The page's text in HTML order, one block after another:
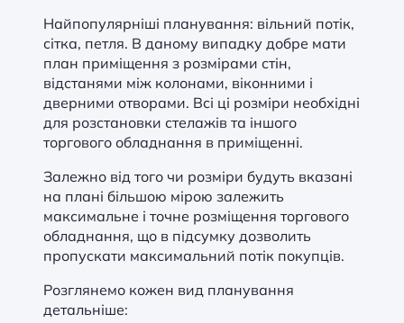
Найпопулярніші планування: вільний потік,
сітка, петля. В даному випадку добре мати
план приміщення з розмірами стін,
відстанями між колонами, віконними і
дверними отворами. Всі ці розміри необхідні
для розстановки стелажів та іншого
торгового обладнання в приміщенні.
Залежно від того чи розміри будуть вказані
на плані більшою мірою залежить
максимальне і точне розміщення торгового
обладнання, що в підсумку дозволить
пропускати максимальний потік покупців.
Розглянемо кожен вид планування
детальніше: